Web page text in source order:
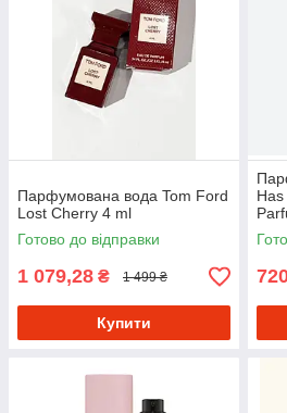
Парфумована вода Tom Ford
Lost Cherry 4 ml
Готово до відправки
1 079,28 ₴ 1 499 ₴
Купити